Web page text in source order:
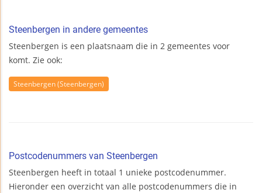
Steenbergen in andere gemeentes
Steenbergen is een plaatsnaam die in 2 gemeentes voor
komt. Zie ook:
Steenbergen (Steenbergen)
Postcodenummers van Steenbergen
Steenbergen heeft in totaal 1 unieke postcodenummer.
Hieronder een overzicht van alle postcodenummers die in